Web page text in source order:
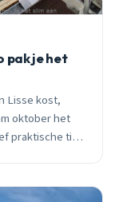
pak je het
Lisse kost,
oktober het
praktische tips